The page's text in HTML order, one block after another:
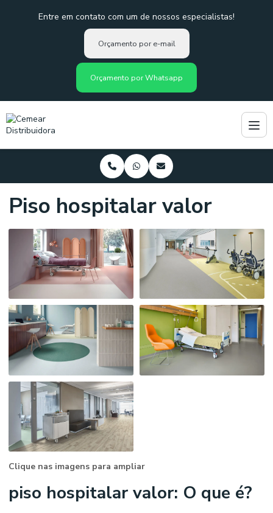
Entre em contato com um de nossos especialistas!
Orçamento por e-mail
Orçamento por Whatsapp
Piso hospitalar valor
Clique nas imagens para ampliar
piso hospitalar valor: O que é?